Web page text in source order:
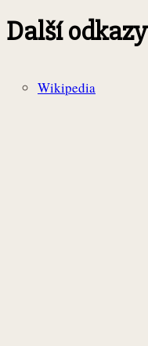
Další odkazy
Wikipedia